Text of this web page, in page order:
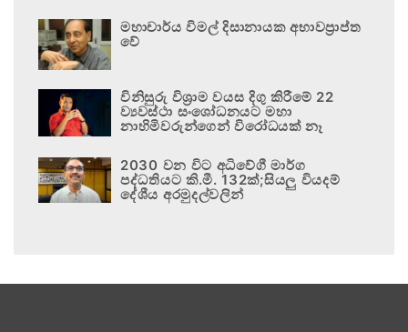
මහාචාර්ය විමල් දිසානායක අභාවප්‍රාප්ත
වේ
විනිසුරු විශ්‍රාම වයස දිගු කිරීමේ 22
ව්‍යවස්ථා සංශෝධනයට මහා
නාහිමිවරුන්ගෙන් විරෝධයක් නෑ
2030 වන විට අධිවේගී මාර්ග
පද්ධතියට කි.මී. 132ක්;සියලු වියදම්
දේශීය අරමුදල්වලින්